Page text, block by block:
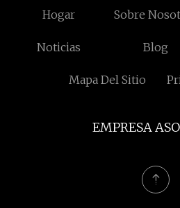
Hogar Sobre
Noticias Blog
Mapa Del Sitio
EMPRESA